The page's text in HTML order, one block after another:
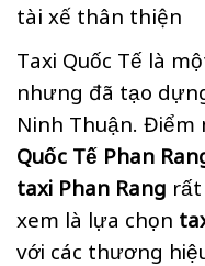
tài xế thân thiện
Taxi Quốc Tế là
nhưng đã tạo
Ninh Thuận. Điểm
Quốc Tế Phan
taxi Phan Rang
xem là lựa chọn
với các thương